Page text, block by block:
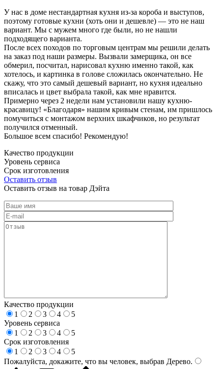
У нас в доме нестандартная кухня из-за короба и выступов,
поэтому готовые кухни (хоть они и дешевле) — это не наш
вариант. Мы с мужем много где были, но не нашли
подходящего варианта.
После всех походов по торговым центрам мы решили делать
на заказ под наши размеры. Вызвали замерщика, он все
обмерил, посчитал, нарисовал кухню именно такой, как
хотелось, и картинка в голове сложилась окончательно. Не
скажу, что это самый дешевый вариант, но кухня идеально
вписалась и цвет выбрала такой, как мне нравится.
Примерно через 2 недели нам установили нашу кухню-
красавицу! «Благодаря» нашим кривым стенам, им пришлось
помучиться с монтажом верхних шкафчиков, но результат
получился отменный.
Большое всем спасибо! Рекомендую!
Качество продукции
Уровень сервиса
Срок изготовления
Оставить отзыв
Оставить отзыв на товар Дэйта
Качество продукции
1
2 3 4
5
Уровень сервиса
1
2 3 4
5
Срок изготовления
1
2 3 4
5
Пожалуйста, докажите, что вы человек, выбрав Дерево.